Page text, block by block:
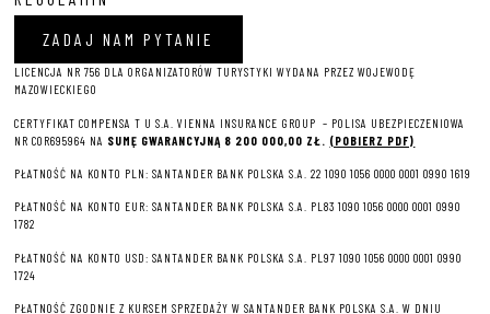
ZADAJ NAM PYTANIE
LICENCJA NR 756 DLA ORGANIZATORÓW TURYSTYKI WYDANA PRZEZ WOJEWODĘ
MAZOWIECKIEGO
CERTYFIKAT COMPENSA T U S.A. VIENNA INSURANCE GROUP – POLISA UBEZPIECZENIOWA
NR COR695964 NA SUMĘ GWARANCYJNĄ 8 200 000,00 ZŁ. (POBIERZ PDF)
PŁATNOŚĆ NA KONTO PLN: SANTANDER BANK POLSKA S.A. 22 1090 1056 0000 0001 0990 1619
PŁATNOŚĆ NA KONTO EUR: SANTANDER BANK POLSKA S.A. PL83 1090 1056 0000 0001 0990
1782
PŁATNOŚĆ NA KONTO USD: SANTANDER BANK POLSKA S.A. PL97 1090 1056 0000 0001 0990
1724
PŁATNOŚĆ ZGODNIE Z KURSEM SPRZEDAŻY W SANTANDER BANK POLSKA S.A. W DNIU